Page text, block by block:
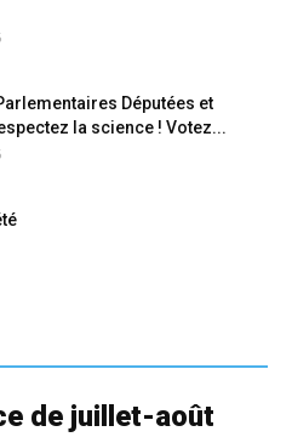
Députées et
la science ! Votez...
de juillet-août